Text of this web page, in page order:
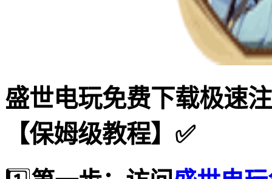
盛世电玩免费下载极速
【保姆级教程】✅